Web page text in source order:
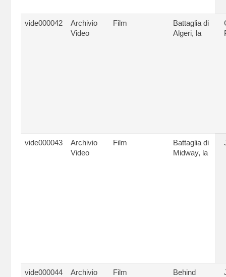
vide000042
Archivio
Video
Film
Battaglia di
Algeri, la
vide000043
Archivio
Video
Film
Battaglia di
Midway, la
vide000044
Archivio
Film
Behind